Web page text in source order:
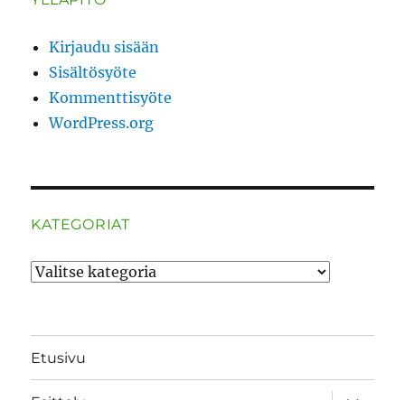
Kirjaudu sisään
Sisältösyöte
Kommenttisyöte
WordPress.org
KATEGORIAT
Kategoriat
Etusivu